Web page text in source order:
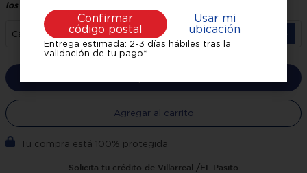
Tabla de características:
Modelo:
Roger
Garantía:
1 año
Resortes infiniti, doble marco
perimetral de acero, tejido de
punto con tratamiento
Medidas sin empaque
cm(anchoxaltoxfondo):
los precios pueden variar según la zona.
Cantidad ＋
－
Agregar al carrito
Tu compra está 100% protegida
Solicita tu crédito de Villarreal /EL Pasito
Confirmar
código postal
Usar mi
ubicación
Entrega estimada: 2-3 días hábiles tras la
validación de tu pago*